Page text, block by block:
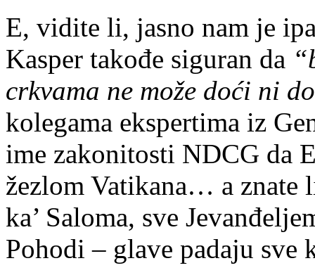
E, vidite li, jasno nam je
Kasper takođe siguran da
crkvama ne može doći ni
kolegama ekspertima iz
ime zakonitosti NDCG da
žezlom Vatikana… a znate
ka’ Saloma, sve
Pohodi – glave padaju